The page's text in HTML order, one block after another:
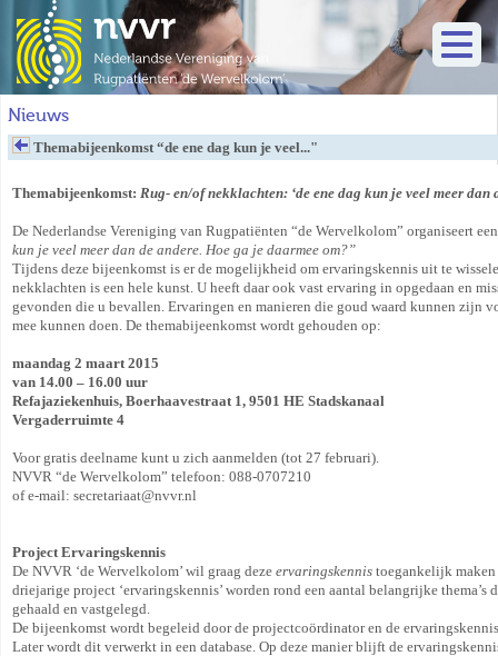
Nieuws
Themabijeenkomst “de ene dag kun je veel..."
Themabijeenkomst: Rug- en/of nekklachten: ‘de ene dag kun je veel meer dan
De Nederlandse Vereniging van Rugpatiënten “de Wervelkolom” organiseert
kun je veel meer dan de andere. Hoe ga je daarmee om?”
Tijdens deze bijeenkomst is er de mogelijkheid om ervaringskennis uit te
nekklachten is een hele kunst. U heeft daar ook vast ervaring in opgedaan en
gevonden die u bevallen. Ervaringen en manieren die goud waard kunnen zijn
mee kunnen doen. De themabijeenkomst wordt gehouden op:
maandag 2 maart 2015
van 14.00 – 16.00 uur
Refajaziekenhuis, Boerhaavestraat 1, 9501 HE Stadskanaal
Vergaderruimte 4
Voor gratis deelname kunt u zich aanmelden (tot 27 februari).
NVVR “de Wervelkolom” telefoon: 088-0707210
of e-mail: secretariaat@nvvr.nl
Project Ervaringskennis
De NVVR ‘de Wervelkolom’ wil graag deze ervaringskennis toegankelijk
driejarige project ‘ervaringskennis’ worden rond een aantal belangrijke
gehaald en vastgelegd.
De bijeenkomst wordt begeleid door de projectcoördinator en de
Later wordt dit verwerkt in een database. Op deze manier blijft de